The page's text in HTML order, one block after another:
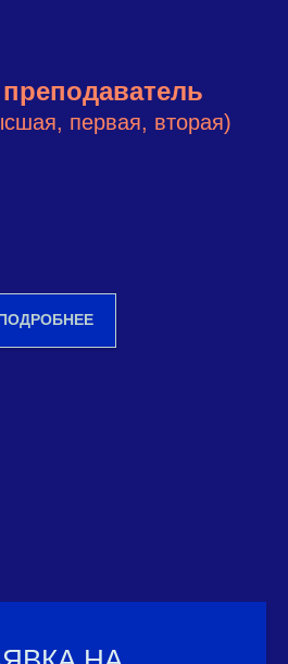
первая, вторая)